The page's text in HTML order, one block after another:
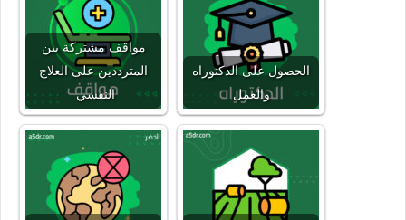
مواقف مشتركة بين
المترددين على العلاج
النفسي
الحصول على الدكتوراه
والعمل